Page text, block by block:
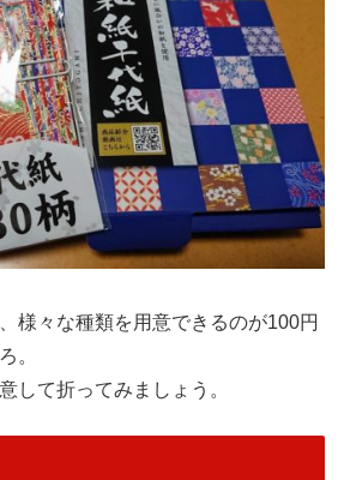
様々な種類を用意できるのが100円
。
して折ってみましょう。